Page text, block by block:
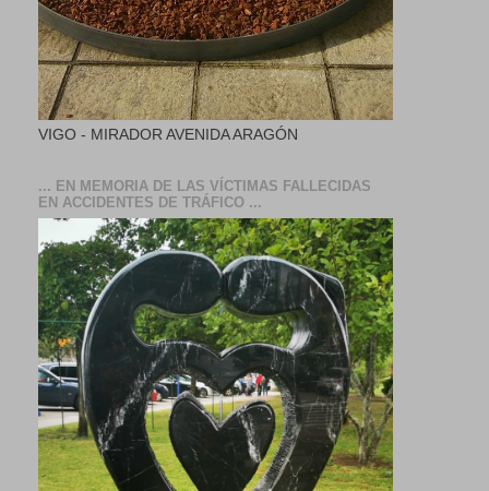
VIGO - MIRADOR AVENIDA ARAGÓN
... EN MEMORIA DE LAS VÍCTIMAS FALLECIDAS
EN ACCIDENTES DE TRÁFICO ...